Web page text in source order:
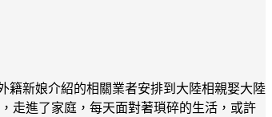
籍新娘介紹的相關業者安排到大陸相親娶大陸
走進了家庭，每天面對著瑣碎的生活，或許